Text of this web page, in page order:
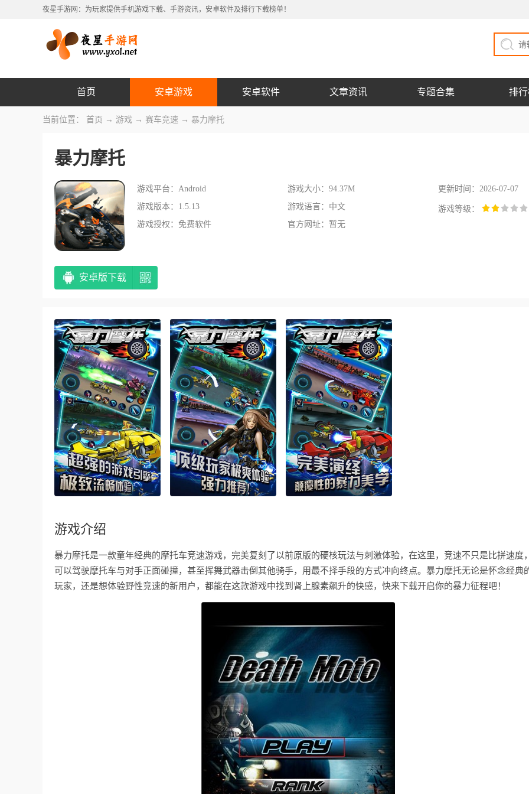
夜星手游网：为玩家提供手机游戏下载、手游资讯，安卓软件及排行下载榜单！
首页 安卓游戏 安卓软件 文章资讯 专题合集 排
当前位置： 首页 → 游戏 → 赛车竞速 → 暴力摩托
暴力摩托
游戏平台：Android 游戏大小：94.37M
更新时间：2026-07-07
游戏版本：1.5.13
游戏语言：中文
游戏等级：
游戏授权：免费软件
官方网址：暂无
安卓版下载
游戏介绍
暴力摩托是一款童年经典的摩托车竞速游戏，完美复刻了以前原版的硬核玩法与刺激体验，在这里，竞速不只是比拼速度
可以驾驶摩托车与对手正面碰撞，甚至挥舞武器击倒其他骑手，用最不择手段的方式冲向终点。暴力摩托无论是怀念经典
玩家，还是想体验野性竞速的新用户，都能在这款游戏中找到肾上腺素飙升的快感，快来下载开启你的暴力征程吧！